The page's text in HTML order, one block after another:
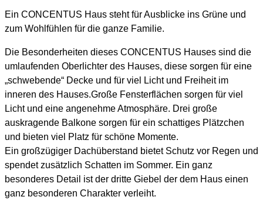
Ein CONCENTUS Haus steht für Ausblicke ins Grüne und
zum Wohlfühlen für die ganze Familie.
Die Besonderheiten dieses CONCENTUS Hauses sind die
umlaufenden Oberlichter des Hauses, diese sorgen für eine
„schwebende“ Decke und für viel Licht und Freiheit im
inneren des Hauses.Große Fensterflächen sorgen für viel
Licht und eine angenehme Atmosphäre. Drei große
auskragende Balkone sorgen für ein schattiges Plätzchen
und bieten viel Platz für schöne Momente.
Ein großzügiger Dachüberstand bietet Schutz vor Regen und
spendet zusätzlich Schatten im Sommer. Ein ganz
besonderes Detail ist der dritte Giebel der dem Haus einen
ganz besonderen Charakter verleiht.